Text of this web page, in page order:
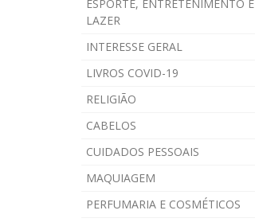
ESPORTE, ENTRETENIMENTO E
LAZER
INTERESSE GERAL
LIVROS COVID-19
RELIGIÃO
CABELOS
CUIDADOS PESSOAIS
MAQUIAGEM
PERFUMARIA E COSMÉTICOS